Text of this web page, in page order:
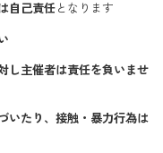
自己責任となります
し主催者は責任を負いませ
いたり、接触・暴力行為は